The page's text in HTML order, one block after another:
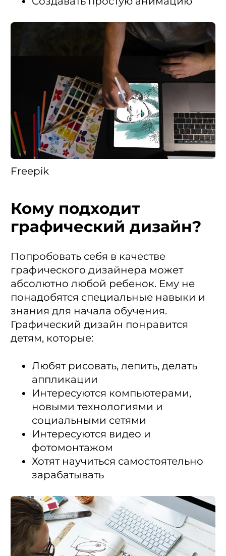
Freepik
Кому подходит
графический дизайн?
Попробовать себя в качестве
графического дизайнера может
абсолютно любой ребенок. Ему не
понадобятся специальные навыки и
знания для начала обучения.
Графический дизайн понравится
детям, которые:
Любят рисовать, лепить, делать
аппликации
Интересуются компьютерами,
новыми технологиями и
социальными сетями
Интересуются видео и
фотомонтажом
Хотят научиться самостоятельно
зарабатывать